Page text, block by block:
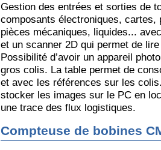
Gestion des entrées et sorties de
composants électroniques, cartes,
pièces mécaniques, liquides...
et un scanner 2D qui permet de
Possibilité d’avoir un appareil
gros colis. La table permet de
et avec les références sur les
stocker les images sur le PC en
une trace des flux logistiques.
Compteuse de bobines